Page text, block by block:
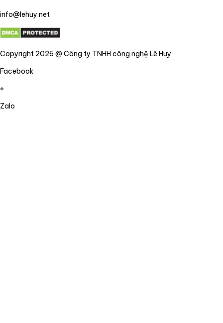
info@lehuy.net
Copyright 2026 @ Công ty TNHH công nghệ Lê Huy
Facebook
Zalo